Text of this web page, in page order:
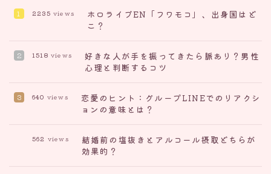
ホロライブEN「フワモコ」、出身国はど
こ？
2235 views
好きな人が手を振ってきたら脈あり？男性
心理と判断するコツ
1518 views
恋愛のヒント：グループLINEでのリアクシ
ョンの意味とは？
640 views
結婚前の塩抜きとアルコール摂取どちらが
効果的？
562 views